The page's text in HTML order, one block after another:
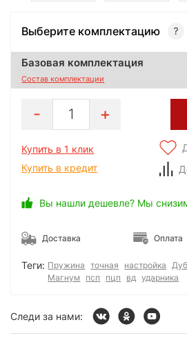
Выберите комплектацию
Базовая комплектация
Состав комплектации
1
Купить в 1 клик
Купить в кредит
Вы нашли дешевле? Мы
Доставка Оплата
Теги: Пружина точная настройка
Магнум
псп пцп вд ударника
Следи за нами: